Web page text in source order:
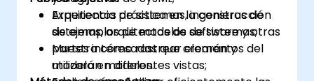
Experiencia práctica en la construcción
de ejemplos de modelos de sistemas;
Muestra cómo rastrear elementos del
modelo en diferentes vistas;
Arquitectos de sistemas, ingenieros de
sistemas, arquitectos de software y otras
partes interesadas que crearán y
utilizarán modelos.